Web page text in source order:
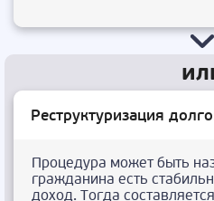
Реструктуризация
Процедура может быть
гражданина есть
доход. Тогда